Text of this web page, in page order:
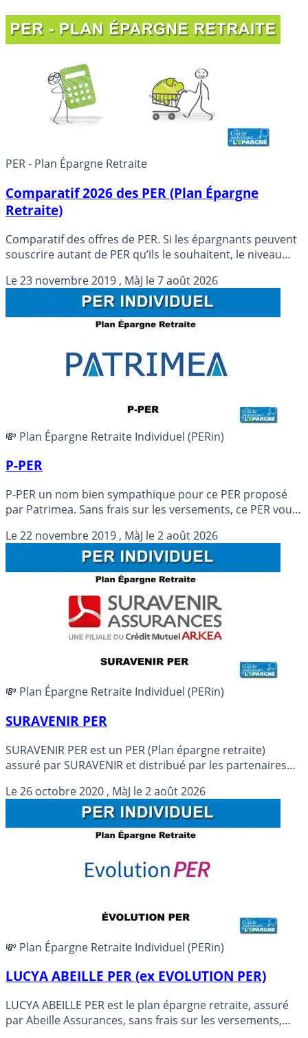
PER - Plan Épargne Retraite
Comparatif 2026 des PER (Plan Épargne
Retraite)
Comparatif des offres de PER. Si les épargnants peuvent
souscrire autant de PER qu’ils le souhaitent, le niveau
proposée, seront une nouvelle fois, des critères sur
lesquels une attention particulière devra être portée.
Le23 novembre 2019 , MàJ le7 août 2026
💸 Plan Épargne Retraite Individuel (PERin)
P-PER
P-PER un nom bien sympathique pour ce PER proposé
par Patrimea. Sans frais sur les versements, ce PER vous
placer au mieux votre capital sur le long terme.
Rendement brut du fonds euro 2025 : 1.320 %
Le22 novembre 2019 , MàJ le2 août 2026
💸 Plan Épargne Retraite Individuel (PERin)
SURAVENIR PER
SURAVENIR PER est un PER (Plan épargne retraite)
assuré par SURAVENIR et distribué par les partenaires
Le26 octobre 2020 , MàJ le2 août 2026
💸 Plan Épargne Retraite Individuel (PERin)
LUCYA ABEILLE PER (ex EVOLUTION PER)
LUCYA ABEILLE PER est le plan épargne retraite, assuré
par Abeille Assurances, sans frais sur les versements,